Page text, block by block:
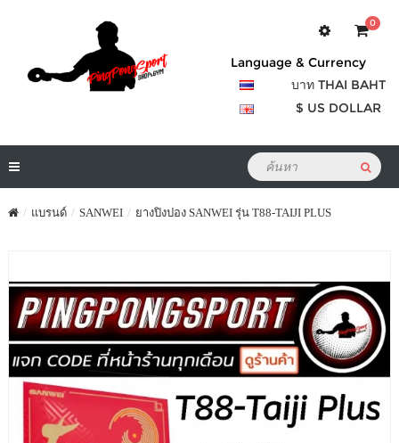
0
Language & Currency
บาท THAI BAHT
$ US DOLLAR
แบรนด์ SANWEI ยางปิงปอง SANWEI รุ่น T88-TAIJI PLUS